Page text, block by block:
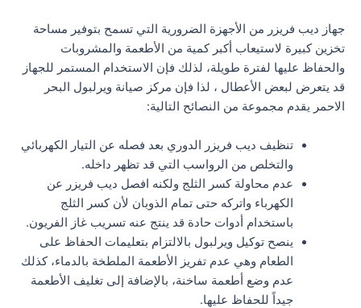
جهاز ديب فريزر من الأجهزة الضرورية التي تسمح بتوفير مساحة
تخزين كبيرة لاستيعاب أكبر كمية من الأطعمة والمشروبات
والحفاظ عليها لفترة طويلة، لذلك فإن الاستخدام المستمر للجهاز
قد يتعرض لبعض الأعطال ، لذا فإن مركز صيانة ويرلبول البحر
الاحمر يقدم مجموعة من النصائح التالية:
تنظيف ديب فريزر الدوري بعد فصله عن التيار الكهربائي
والتخلص من الرواسب التي قد تظهر داخله.
عدم محاولة كسر الثلج ولكنه افصل ديب فريزر عن
الكهرباء واتركه حتى تمام الذوبان لأن كسر الثلج
باستخدام أدوات حادة قد ينتج عنه تسريب غاز الفريون.
ينصح توكيل ويرلبول بالالتزام بتعليمات الحفاظ على
الطعام وهي عدم تفريز الأطعمة الملطخة بالدماء، كذلك
عدم وضع أطعمة ساخنة، بالإضافة إلى تغليف الأطعمة
جيداً للحفاظ عليها.